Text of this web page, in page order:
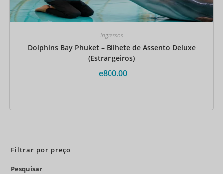
Ingressos
Dolphins Bay Phuket – Bilhete de Assento Deluxe
(Estrangeiros)
e800.00
Filtrar por preço
Pesquisar